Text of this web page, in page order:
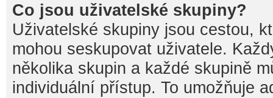
Co jsou uživatelské skupiny?
Uživatelské skupiny jsou cestou,
mohou seskupovat uživatele.
několika skupin a každé skupině
individuální přístup. To umožňuje